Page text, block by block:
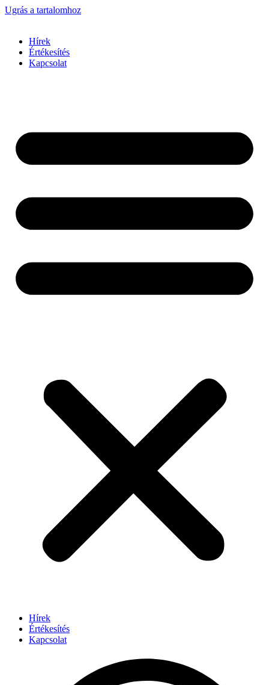
Ugrás a tartalomhoz
Hírek
Értékesítés
Kapcsolat
Hírek
Értékesítés
Kapcsolat